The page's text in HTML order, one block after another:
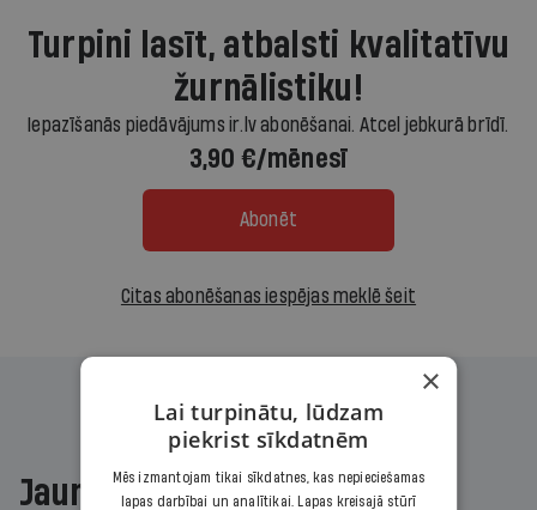
Turpini lasīt, atbalsti kvalitatīvu
žurnālistiku!
Iepazīšanās piedāvājums ir.lv abonēšanai. Atcel jebkurā brīdī.
3,90 €/mēnesī
Abonēt
Citas abonēšanas iespējas meklē šeit
Jaunākajā žurnālā
×
Lai turpinātu, lūdzam
piekrist sīkdatnēm
Mēs izmantojam tikai sīkdatnes, kas nepieciešamas
lapas darbībai un analītikai. Lapas kreisajā stūrī